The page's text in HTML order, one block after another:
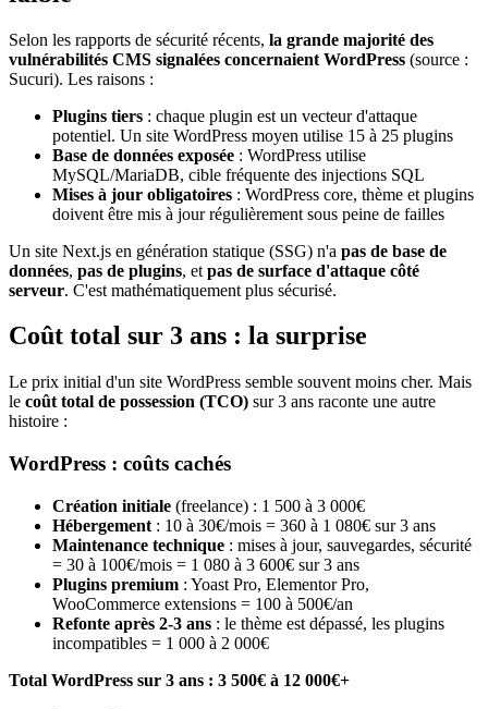
Selon les rapports de sécurité récents, la grande majorité des
vulnérabilités CMS signalées concernaient WordPress (source :
Sucuri). Les raisons :
Plugins tiers : chaque plugin est un vecteur d'attaque
potentiel. Un site WordPress moyen utilise 15 à 25 plugins
Base de données exposée : WordPress utilise
MySQL/MariaDB, cible fréquente des injections SQL
Mises à jour obligatoires : WordPress core, thème et plugins
doivent être mis à jour régulièrement sous peine de failles
Un site Next.js en génération statique (SSG) n'a pas de base de
données, pas de plugins, et pas de surface d'attaque côté
serveur. C'est mathématiquement plus sécurisé.
Coût total sur 3 ans : la surprise
Le prix initial d'un site WordPress semble souvent moins cher. Mais
le coût total de possession (TCO) sur 3 ans raconte une autre
histoire :
WordPress : coûts cachés
Création initiale (freelance) : 1 500 à 3 000€
Hébergement : 10 à 30€/mois = 360 à 1 080€ sur 3 ans
Maintenance technique : mises à jour, sauvegardes, sécurité
= 30 à 100€/mois = 1 080 à 3 600€ sur 3 ans
Plugins premium : Yoast Pro, Elementor Pro,
WooCommerce extensions = 100 à 500€/an
Refonte après 2-3 ans : le thème est dépassé, les plugins
incompatibles = 1 000 à 2 000€
Total WordPress sur 3 ans : 3 500€ à 12 000€+